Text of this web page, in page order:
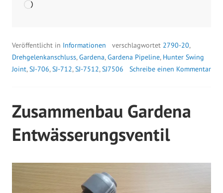
Wird
Veröffentlicht in Informationen verschlagwortet 2790-20,
Drehgelenkanschluss,Gardena,Gardena Pipeline, Hunter Swing
Joint,SJ-706,SJ-712,SJ-7512,SJ7506 Schreibe einen Kommentar
Zusammenbau Gardena
Entwässerungsventil